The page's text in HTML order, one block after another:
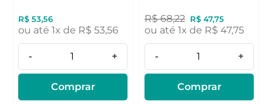
R$ 53,56
ou até 1x de R$ 53,56
- +
Comprar
R$ 68,22 R$ 47,75
ou até 1x de R$ 47,75
- +
Comprar